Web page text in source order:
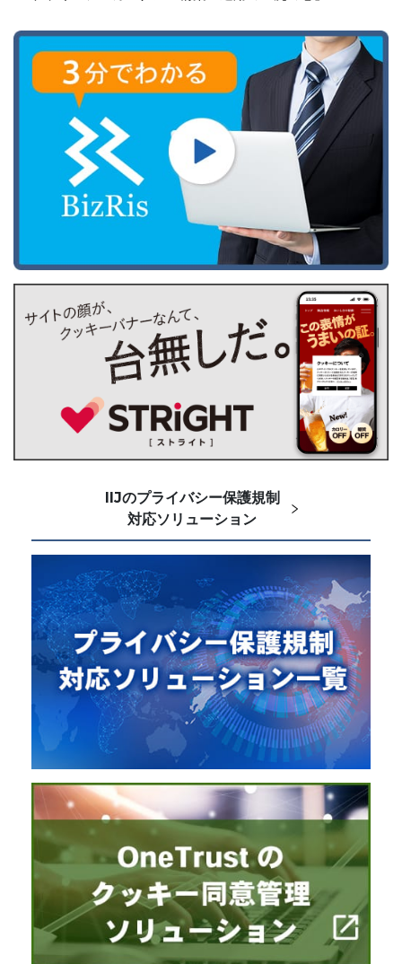
IIJのプライバシー保護規制
対応ソリューション